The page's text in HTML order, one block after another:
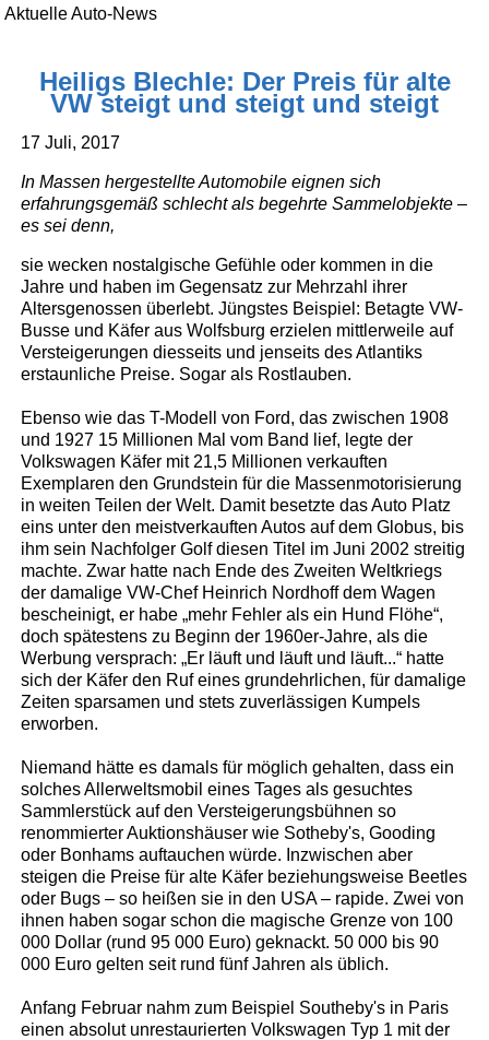
Aktuelle Auto-News
Heiligs Blechle: Der Preis für alte
VW steigt und steigt und steigt
17 Juli, 2017
In Massen hergestellte Automobile eignen sich
erfahrungsgemäß schlecht als begehrte Sammelobjekte –
es sei denn,
sie wecken nostalgische Gefühle oder kommen in die
Jahre und haben im Gegensatz zur Mehrzahl ihrer
Altersgenossen überlebt. Jüngstes Beispiel: Betagte VW-
Busse und Käfer aus Wolfsburg erzielen mittlerweile auf
Versteigerungen diesseits und jenseits des Atlantiks
erstaunliche Preise. Sogar als Rostlauben.
Ebenso wie das T-Modell von Ford, das zwischen 1908
und 1927 15 Millionen Mal vom Band lief, legte der
Volkswagen Käfer mit 21,5 Millionen verkauften
Exemplaren den Grundstein für die Massenmotorisierung
in weiten Teilen der Welt. Damit besetzte das Auto Platz
eins unter den meistverkauften Autos auf dem Globus, bis
ihm sein Nachfolger Golf diesen Titel im Juni 2002 streitig
machte. Zwar hatte nach Ende des Zweiten Weltkriegs
der damalige VW-Chef Heinrich Nordhoff dem Wagen
bescheinigt, er habe „mehr Fehler als ein Hund Flöhe“,
doch spätestens zu Beginn der 1960er-Jahre, als die
Werbung versprach: „Er läuft und läuft und läuft...“ hatte
sich der Käfer den Ruf eines grundehrlichen, für damalige
Zeiten sparsamen und stets zuverlässigen Kumpels
erworben.
Niemand hätte es damals für möglich gehalten, dass ein
solches Allerweltsmobil eines Tages als gesuchtes
Sammlerstück auf den Versteigerungsbühnen so
renommierter Auktionshäuser wie Sotheby's, Gooding
oder Bonhams auftauchen würde. Inzwischen aber
steigen die Preise für alte Käfer beziehungsweise Beetles
oder Bugs – so heißen sie in den USA – rapide. Zwei von
ihnen haben sogar schon die magische Grenze von 100
000 Dollar (rund 95 000 Euro) geknackt. 50 000 bis 90
000 Euro gelten seit rund fünf Jahren als üblich.
Anfang Februar nahm zum Beispiel Southeby's in Paris
einen absolut unrestaurierten Volkswagen Typ 1 mit der